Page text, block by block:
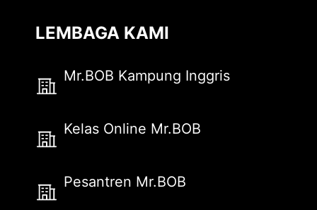
LEMBAGA KAMI
Mr.BOB Kampung Inggris
Kelas Online Mr.BOB
Pesantren Mr.BOB